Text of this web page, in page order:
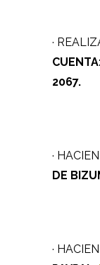
·
2067.
·
DE
·